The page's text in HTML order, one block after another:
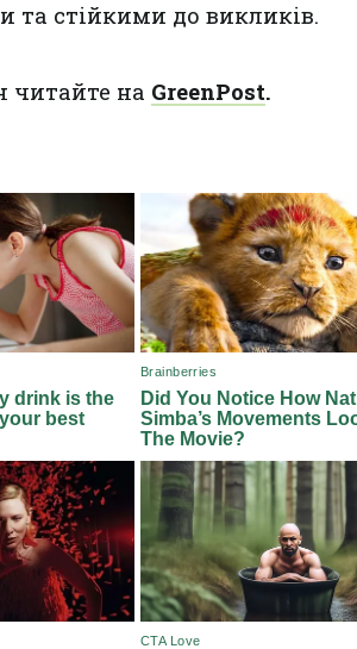
та стійкими до викликів.
читайте на GreenPost.